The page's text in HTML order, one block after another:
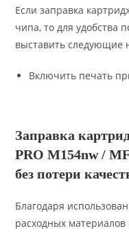
Если заправка
чипа, то для удобства
выставить следующие
Включить печать
Заправка
PRO M154nw /
без потери
Благодаря
расходных